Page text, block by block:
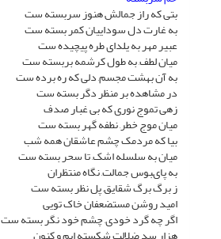
بتى که راز جمالش هنوز سربسته ست
به غارت دل سوداییان کمر بسته ست
عبیر مهر به یلداى طره پیچیده ست
میان لطف, به طول کرشمه بربسته ست
به آن بهشت مجسم, دلى که ره برده ست
در مشاهده بر منظر دگر بسته ست
زهى تموج نورى که بى غبار صدف
میان موج خطر, نطفه گهر بسته ست
بیا که مردمک چشم عاشقان همه شب
میان به سلسله اشک, تا سحر بسته ست
به پاىبوس جمالت, نگاه منتظران
ز برگ برگ شقایق, پل نظر بسته ست
امید روشن مستضعفان خاک تویى
اگر چه گرد خودى, چشم خود نگر بسته ست